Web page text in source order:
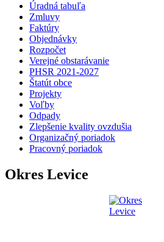
Úradná tabuľa
Zmluvy
Faktúry
Objednávky
Rozpočet
Verejné obstarávanie
PHSR 2021-2027
Štatút obce
Projekty
Voľby
Odpady
Zlepšenie kvality ovzdušia
Organizačný poriadok
Pracovný poriadok
Okres Levice